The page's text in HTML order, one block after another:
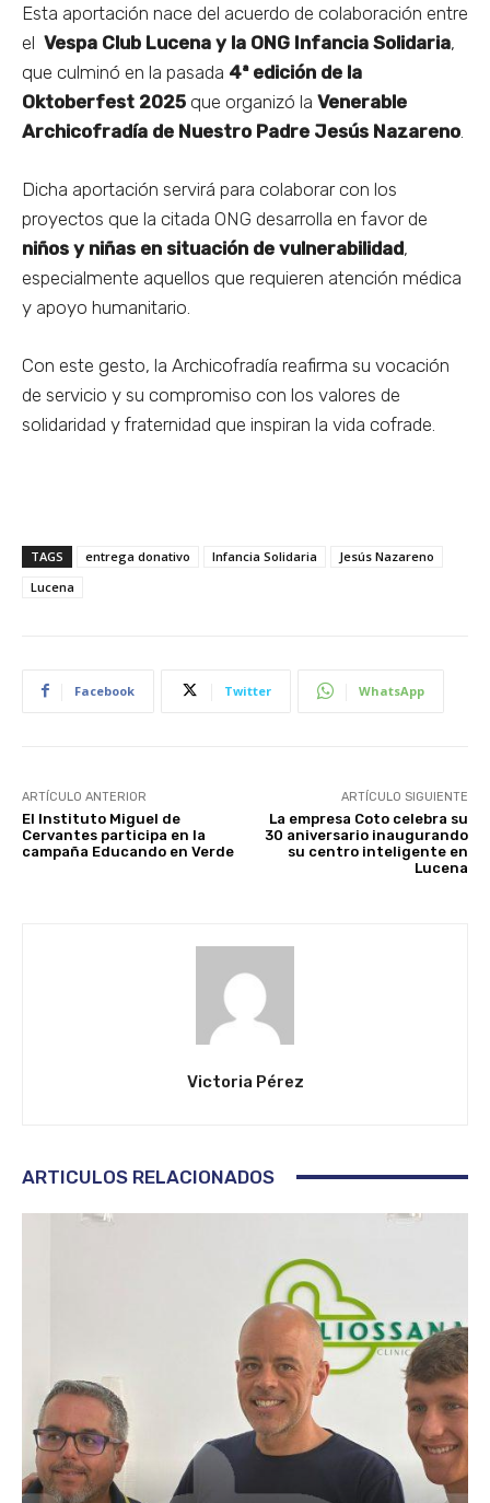
Esta aportación nace del acuerdo de colaboración entre
el Vespa Club Lucena y la ONG Infancia Solidaria,
que culminó en la pasada 4ª edición de la
Oktoberfest 2025 que organizó la Venerable
Archicofradía de Nuestro Padre Jesús Nazareno
Dicha aportación servirá para colaborar con los
proyectos que la citada ONG desarrolla en favor de
niños y niñas en situación de vulnerabilidad,
especialmente aquellos que requieren atención médica
y apoyo humanitario.
Con este gesto, la Archicofradía reafirma su vocación
de servicio y su compromiso con los valores de
solidaridad y fraternidad que inspiran la vida cofrade.
TAGS entrega donativo Infancia Solidaria
Jesús Nazareno
Lucena
Facebook Twitter WhatsApp
ARTÍCULO ANTERIOR
El Instituto Miguel de
Cervantes participa en la
campaña Educando en Verde
ARTÍCULO SIGUIENTE
La empresa Coto celebra su
30 aniversario inaugurando
su centro inteligente en
Lucena
Victoria Pérez
ARTICULOS RELACIONADOS